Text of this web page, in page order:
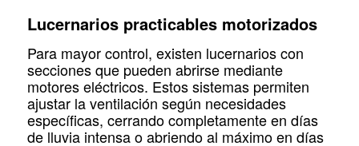
Lucernarios practicables motorizados
Para mayor control, existen lucernarios con
secciones que pueden abrirse mediante
motores eléctricos. Estos sistemas permiten
ajustar la ventilación según necesidades
específicas, cerrando completamente en días
de lluvia intensa o abriendo al máximo en días